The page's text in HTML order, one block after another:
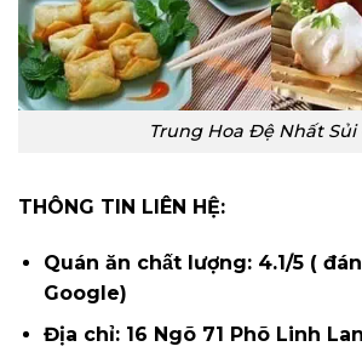
Trung Hoa Đệ Nhất Sủi
THÔNG TIN LIÊN HỆ:
Quán ăn chất lượng: 4.1/5 (
Google)
Địa chỉ: 16 Ngõ 71 Phõ Linh